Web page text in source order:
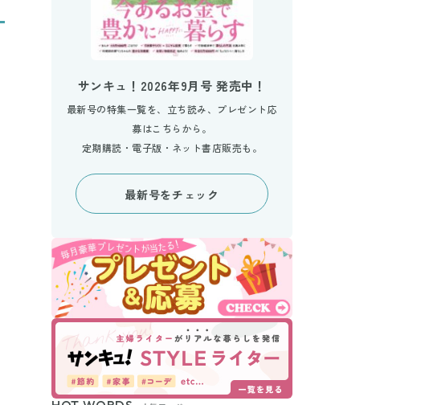
サンキュ！2026年9月号 発売中！
最新号の特集一覧を、立ち読み、プレゼント応
募はこちらから。
定期購読・電子版・ネット書店販売も。
最新号をチェック